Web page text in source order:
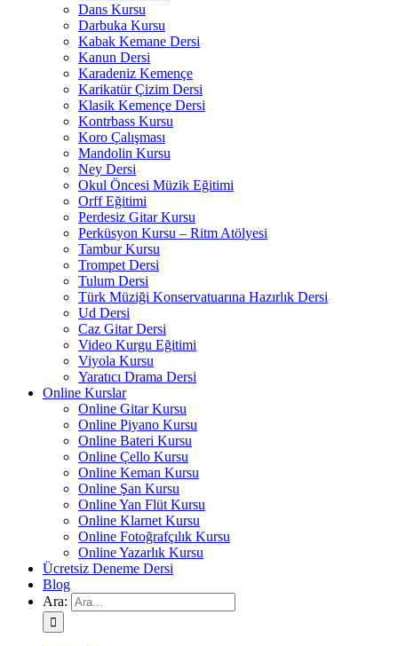
Dans Kursu
Darbuka Kursu
Kabak Kemane Dersi
Kanun Dersi
Karadeniz Kemençe
Karikatür Çizim Dersi
Klasik Kemençe Dersi
Kontrbass Kursu
Koro Çalışması
Mandolin Kursu
Ney Dersi
Okul Öncesi Müzik Eğitimi
Orff Eğitimi
Perdesiz Gitar Kursu
Perküsyon Kursu – Ritm Atölyesi
Tambur Kursu
Trompet Dersi
Tulum Dersi
Türk Müziği Konservatuarına Hazırlık Dersi
Ud Dersi
Caz Gitar Dersi
Video Kurgu Eğitimi
Viyola Kursu
Yaratıcı Drama Dersi
Online Kurslar
Online Gitar Kursu
Online Piyano Kursu
Online Bateri Kursu
Online Çello Kursu
Online Keman Kursu
Online Şan Kursu
Online Yan Flüt Kursu
Online Klarnet Kursu
Online Fotoğrafçılık Kursu
Online Yazarlık Kursu
Ücretsiz Deneme Dersi
Blog
Ara: